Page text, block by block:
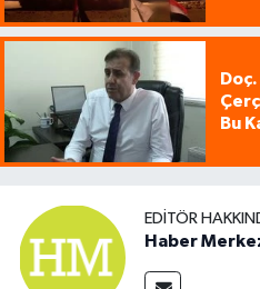
Bu
EDITÖR
Haber